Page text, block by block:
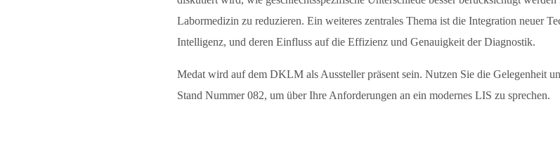
Labormedizin zu reduzieren. Ein weiteres zentrales Thema ist die Integration neuer
Intelligenz, und deren Einfluss auf die Effizienz und Genauigkeit der Diagnostik.
Medat wird auf dem DKLM als Aussteller präsent sein. Nutzen Sie die Gelegenheit
Stand Nummer 082, um über Ihre Anforderungen an ein modernes LIS zu sprechen.